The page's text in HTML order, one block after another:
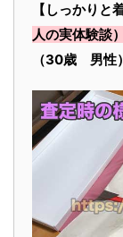
【しっかりと
人の実体験談）
（30歳 男性）